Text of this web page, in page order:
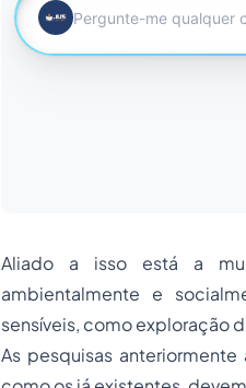
Aliado a isso está a
ambientalmente e
sensíveis, como exploração
As pesquisas